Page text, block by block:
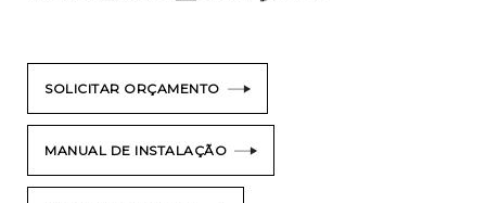
SOLICITAR ORÇAMENTO
MANUAL DE INSTALAÇÃO